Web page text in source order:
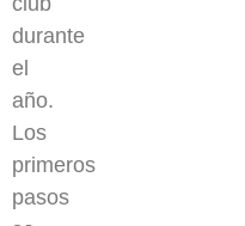
durante
el
año.
Los
primeros
pasos